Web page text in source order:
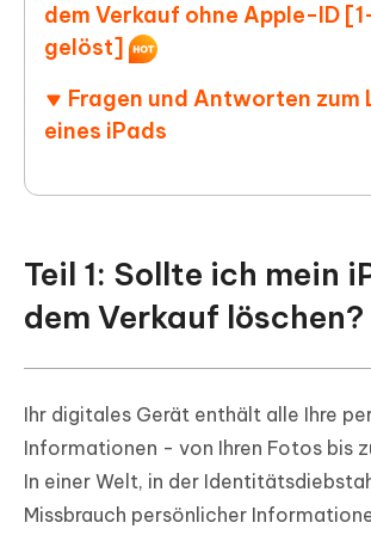
dem Verkauf ohne Apple-ID
gelöst]
Fragen und Antworten zum
eines iPads
Teil 1: Sollte ich mein
dem Verkauf löschen?
Ihr digitales Gerät enthält alle Ihre
Informationen - von Ihren Fotos bis
In einer Welt, in der
Missbrauch persönlicher